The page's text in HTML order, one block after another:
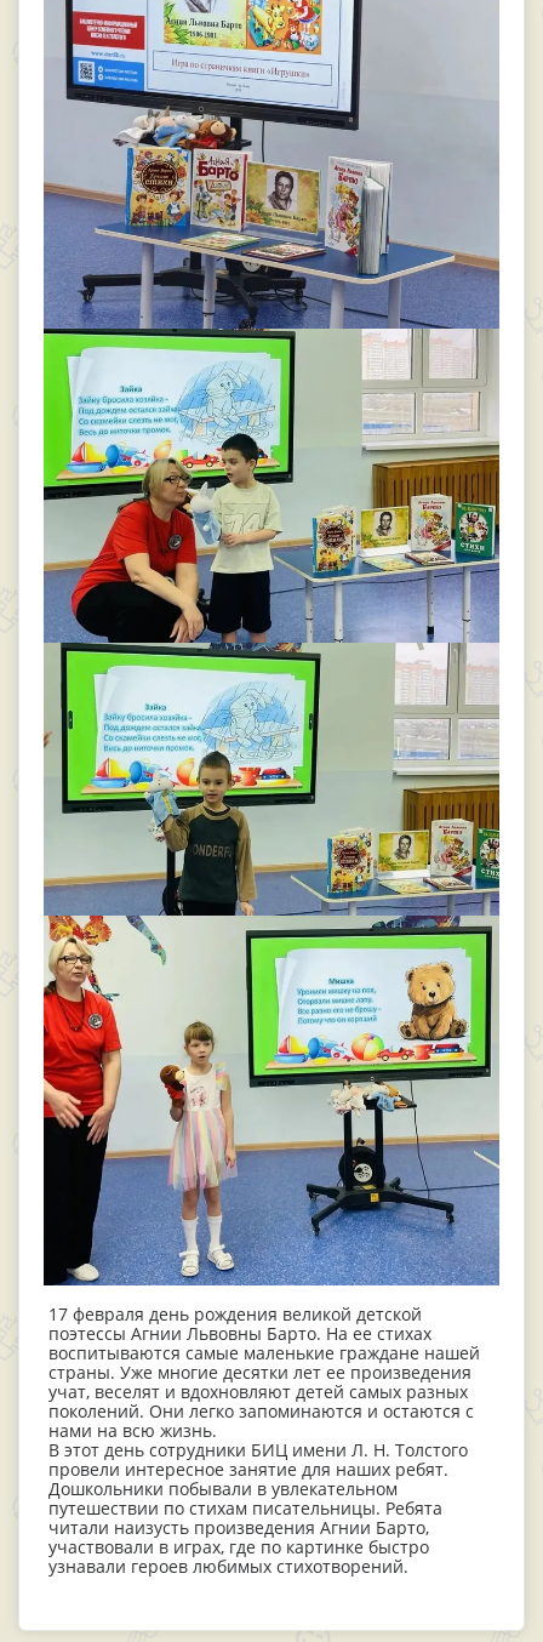
17 февраля день рождения великой детской
поэтессы Агнии Львовны Барто. На ее стихах
воспитываются самые маленькие граждане нашей
страны. Уже многие десятки лет ее произведения
учат, веселят и вдохновляют детей самых разных
поколений. Они легко запоминаются и остаются с
нами на всю жизнь.
В этот день сотрудники БИЦ имени Л. Н. Толстого
провели интересное занятие для наших ребят.
Дошкольники побывали в увлекательном
путешествии по стихам писательницы. Ребята
читали наизусть произведения Агнии Барто,
участвовали в играх, где по картинке быстро
узнавали героев любимых стихотворений.